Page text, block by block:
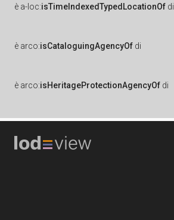
è a-loc:isTimeIndexedTypedLocationOf di
è arco:isCataloguingAgencyOf di
è arco:isHeritageProtectionAgencyOf di